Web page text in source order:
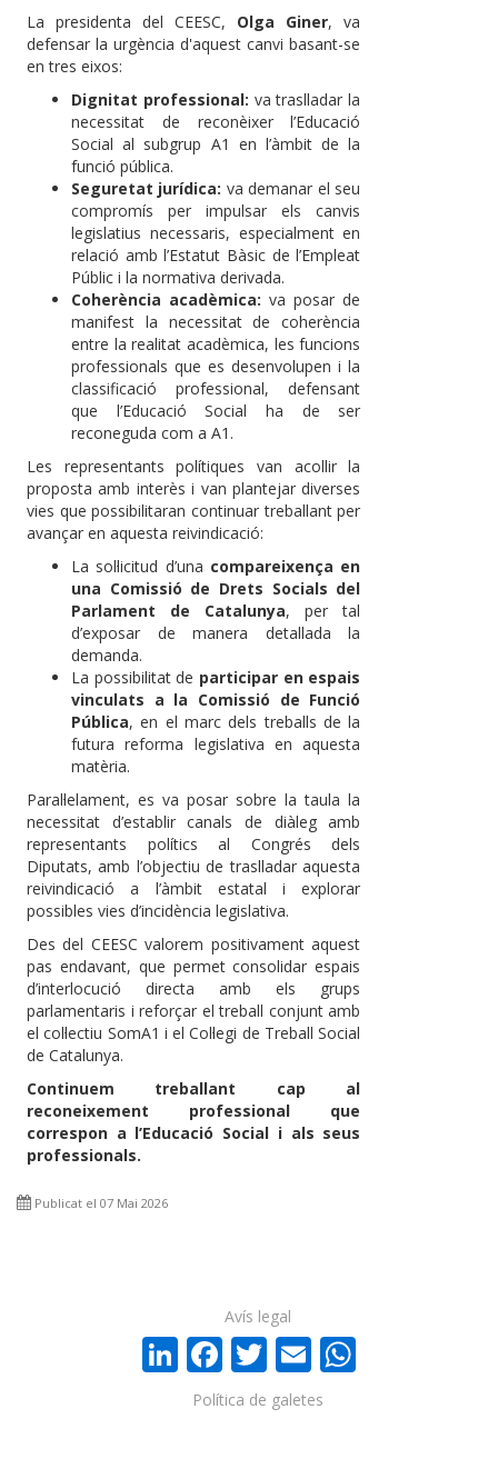
La presidenta del CEESC, Olga Giner, va
defensar la urgència d'aquest canvi basant-se
en tres eixos:
Dignitat professional: va traslladar la
necessitat de reconèixer l’Educació
Social al subgrup A1 en l’àmbit de la
funció pública.
Seguretat jurídica: va demanar el seu
compromís per impulsar els canvis
legislatius necessaris, especialment en
relació amb l’Estatut Bàsic de l’Empleat
Públic i la normativa derivada.
Coherència acadèmica:va posar de
manifest la necessitat de coherència
entre la realitat acadèmica, les funcions
professionals que es desenvolupen i la
classificació professional, defensant
que l’Educació Social ha de ser
reconeguda com a A1.
Les representants polítiques van acollir la
proposta amb interès i van plantejar diverses
vies que possibilitaran continuar treballant per
avançar en aquesta reivindicació:
La sol·licitud d’una compareixença en
una Comissió de Drets Socials del
Parlament de Catalunya, per tal
d’exposar de manera detallada la
demanda.
La possibilitat de participar en espais
vinculats a la Comissió de Funció
Pública, en el marc dels treballs de la
futura reforma legislativa en aquesta
matèria.
Paral·lelament, es va posar sobre la taula la
necessitat d’establir canals de diàleg amb
representants polítics al Congrés dels
Diputats, amb l’objectiu de traslladar aquesta
reivindicació a l’àmbit estatal i explorar
possibles vies d’incidència legislativa.
Des del CEESC valorem positivament aquest
pas endavant, que permet consolidar espais
d’interlocució directa amb els grups
parlamentaris i reforçar el treball conjunt amb
el col·lectiu SomA1 i el Col·legi de Treball Social
de Catalunya.
Continuem treballant cap al
reconeixement professional que
correspon a l’Educació Social i als seus
professionals.
Publicat el 07 Mai 2026
LinkedIn
Facebook
Twitter
Email
Política de galetes
Avís legal